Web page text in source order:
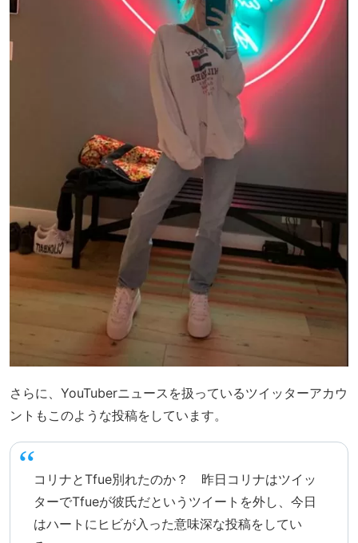
さらに、YouTuberニュースを扱っているツイッターアカウ
ントもこのような投稿をしています。
コリナとTfue別れたのか？ 昨日コリナはツイッ
ターでTfueが彼氏だというツイートを外し、今日
はハートにヒビが入った意味深な投稿をしてい